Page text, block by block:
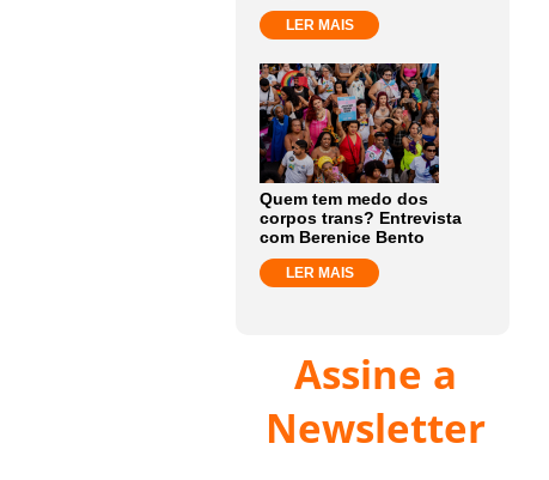
LER MAIS
Quem tem medo dos
corpos trans? Entrevista
com Berenice Bento
LER MAIS
Assine a
Newsletter